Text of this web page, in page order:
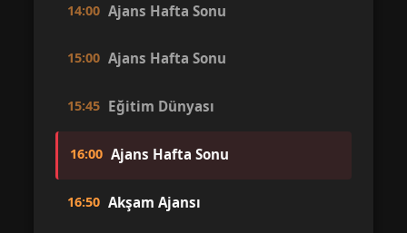
14:00 Ajans Hafta Sonu
15:00 Ajans Hafta Sonu
15:45 Eğitim Dünyası
16:00 Ajans Hafta Sonu
16:50 Akşam Ajansı